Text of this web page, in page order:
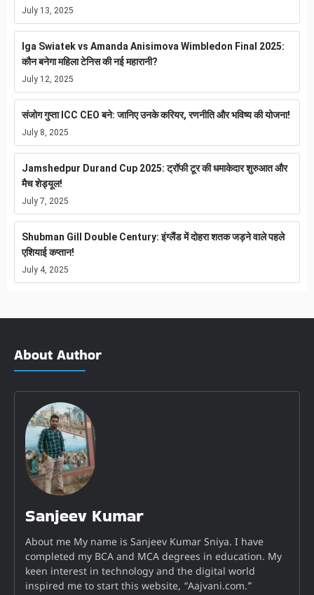
July 13, 2025
Iga Swiatek vs Amanda Anisimova Wimbledon Final 2025:
कौन बनेगा महिला टेनिस की नई महारानी?
July 12, 2025
संजोग गुप्ता ICC CEO बने: जानिए उनके करियर, रणनीति और भविष्य की योजना!
July 8, 2025
Jamshedpur Durand Cup 2025: ट्रॉफी टूर की धमाकेदार शुरुआत और
मैच शेड्यूल!
July 7, 2025
Shubman Gill Double Century: इंग्लैंड में दोहरा शतक जड़ने वाले पहले
एशियाई कप्तान!
July 4, 2025
About Author
Sanjeev Kumar
About me My name is Sanjeev Kumar Sniya. I have
completed my BCA and MCA degrees in education. My
keen interest in technology and the digital world
inspired me to start this website, “Aajvani.com.”